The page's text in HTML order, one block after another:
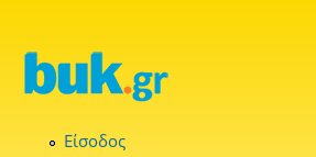
Είσοδος